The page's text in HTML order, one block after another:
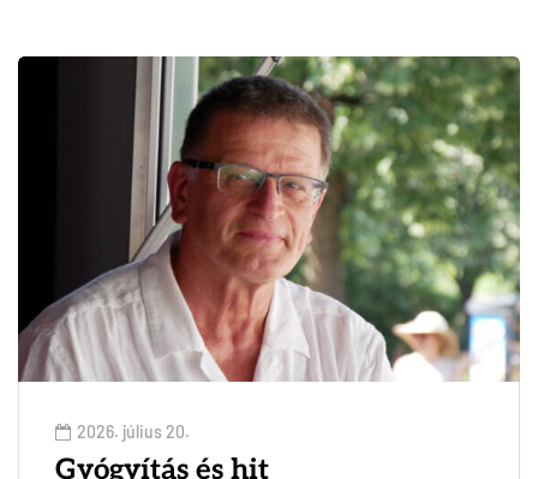
2026. július 20.
Gyógyítás és hit